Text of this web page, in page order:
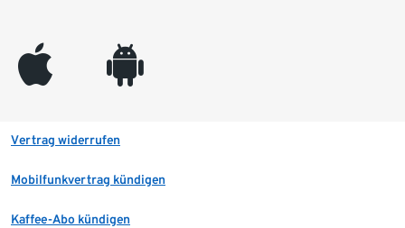
appleinc android
Vertrag widerrufen
Mobilfunkvertrag kündigen
Kaffee-Abo kündigen